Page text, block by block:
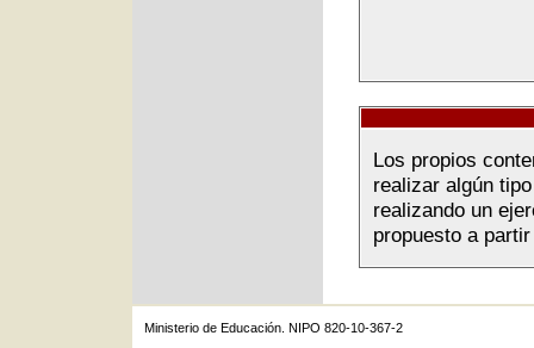
Los propios
realizar algún
realizando un
propuesto a
Ministerio de Educación. NIPO 820-10-367-2